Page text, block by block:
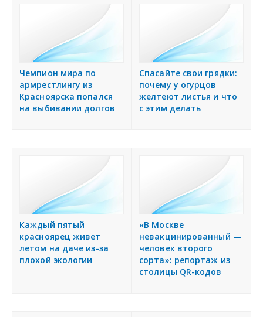
Чемпион мира по
армрестлингу из
Красноярска попался
на выбивании долгов
Спасайте свои грядки:
почему у огурцов
желтеют листья и что
с этим делать
Каждый пятый
красноярец живет
летом на даче из-за
плохой экологии
«В Москве
невакцинированный —
человек второго
сорта»: репортаж из
столицы QR-кодов